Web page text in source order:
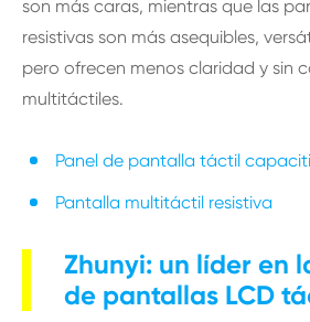
son más caras, mientras que las
resistivas son más asequibles,
pero ofrecen menos claridad y sin
multitáctiles.
Panel de pantalla táctil
Pantalla multitáctil resistiva
Zhunyi: un líder en
de pantallas LCD